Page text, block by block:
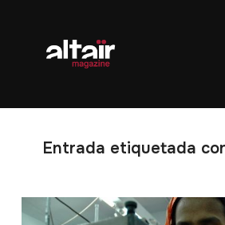
Entrada etiquetada